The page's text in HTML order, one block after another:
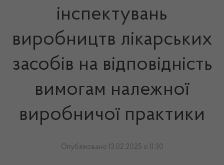
інспектувань
виробництв лікарських
засобів на відповідність
вимогам належної
виробничої практики
Опубліковано 13.02.2025 о 11:30